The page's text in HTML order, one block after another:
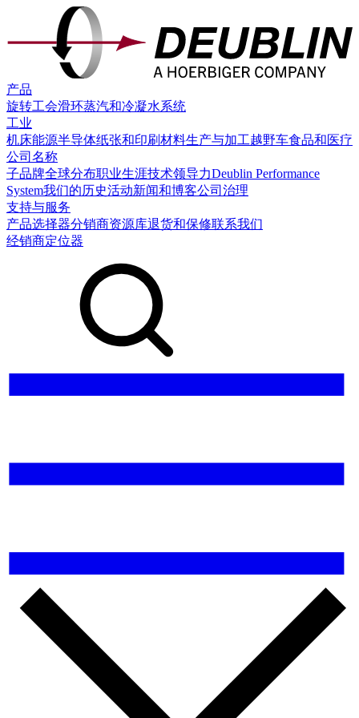
产品
旋转工会滑环蒸汽和冷凝水系统
工业
机床能源半导体纸张和印刷材料生产与加工越野车食品和医疗
公司名称
子品牌全球分布职业生涯技术领导力Deublin Performance
System我们的历史活动新闻和博客公司治理
支持与服务
产品选择器分销商资源库退货和保修联系我们
经销商定位器